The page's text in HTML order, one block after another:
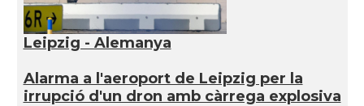
Leipzig - Alemanya
Alarma a l'aeroport de Leipzig per la
irrupció d'un dron amb càrrega explosiva